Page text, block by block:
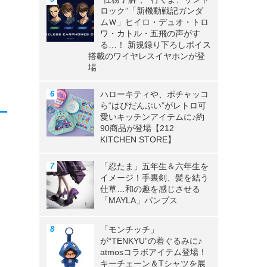
ロック”「新機動戦記ガンダ
ムＷ」ヒイロ・デュオ・トロ
ワ・カトル・五飛の声がす
る…！ 新規録り下ろしボイス
搭載のワイヤレスイヤホンが登
場
ハローキティや、ポチャッコ
ら“はぴだんぶい”がレトロ可
愛いキッチンアイテムに♪約
90商品が登場【212
KITCHEN STORE】
「忍たま」五年生＆六年生を
イメージ！手裏剣、髪を結う
仕草…和の趣を感じさせる
「MAYLA」パンプス
「モンチッチ」
が“TENKYU”の着ぐるみに♪
atmosコラボアイテム登場！
キーチェーン＆Tシャツを展